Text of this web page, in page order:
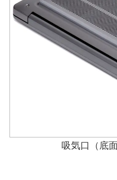
吸気口（底